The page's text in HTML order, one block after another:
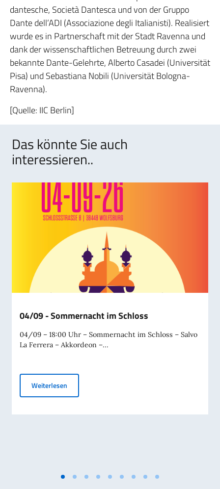
dantesche, Società Dantesca und von der Gruppo
Dante dell’ADI (Associazione degli Italianisti). Realisiert
wurde es in Partnerschaft mit der Stadt Ravenna und
dank der wissenschaftlichen Betreuung durch zwei
bekannte Dante-Gelehrte, Alberto Casadei (Universität
Pisa) und Sebastiana Nobili (Universität Bologna-
Ravenna).
[Quelle: IIC Berlin]
Das könnte Sie auch
interessieren..
04/09 - Sommernacht im Schloss
04/09 – 18:00 Uhr – Sommernacht im Schloss – Salvo
La Ferrera – Akkordeon –...
Weiterlesen